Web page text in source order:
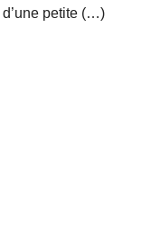
petite (…)